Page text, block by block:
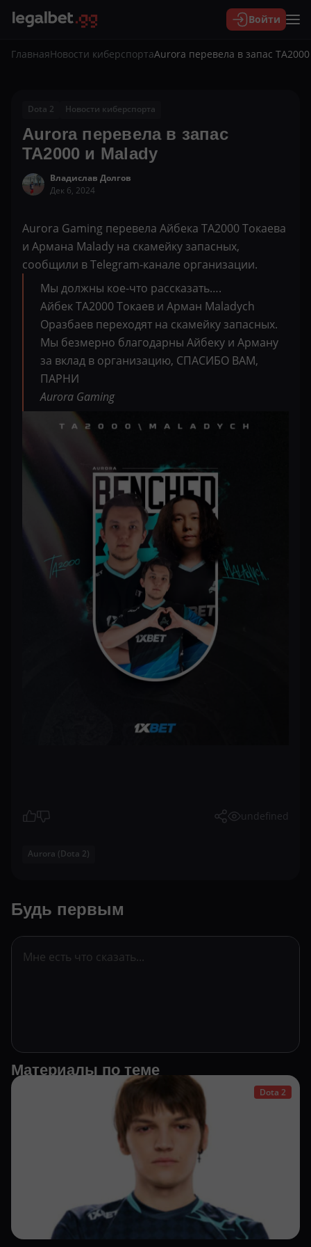
Войти
ГлавнаяНовости киберспортаAurora перевела в запас
Dota 2 Новости киберспорта
Aurora перевела в запас
TA2000 и Malady
Владислав Долгов
Дек 6, 2024
Aurora Gaming перевела Айбека TA2000 Токаева
и Армана Malady на скамейку запасных,
сообщили в Telegram-канале организации.
Мы должны кое-что рассказать….
Айбек TA2000 Токаев и Арман Maladych
Оразбаев переходят на скамейку запасных.
Мы безмерно благодарны Айбеку и Арману
за вклад в организацию, СПАСИБО ВАМ,
ПАРНИ
Aurora Gaming
undefined
Aurora (Dota 2)
Будь первым
Материалы по теме
Dota 2